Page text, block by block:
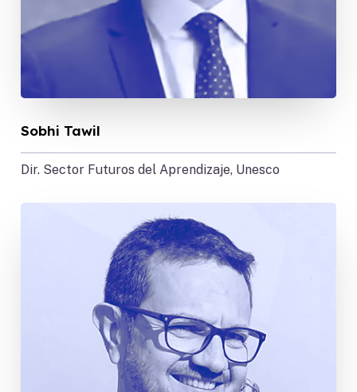
Sobhi Tawil
Dir. Sector Futuros del Aprendizaje, Unesco